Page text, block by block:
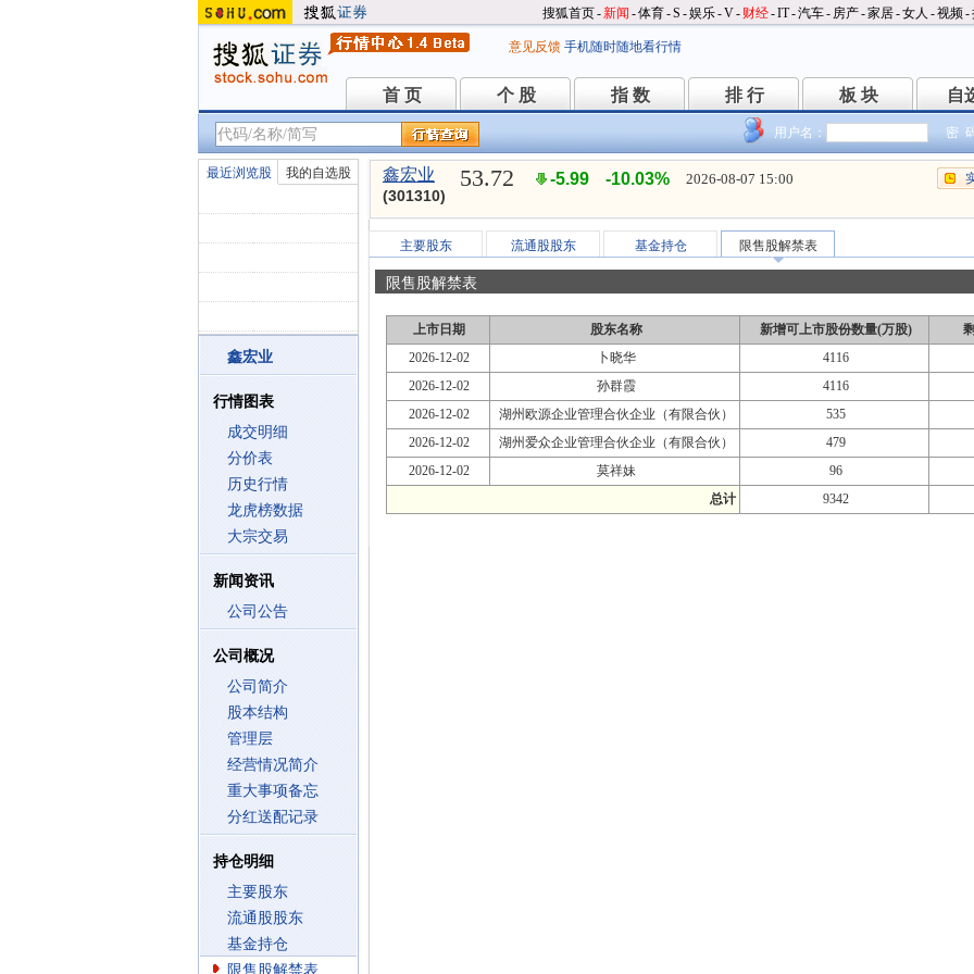
搜狐首页-新闻 -体育-S -娱乐-V- 财经-IT-汽车- 房产-家居-女人 -视频-
意见反馈 手机随时随地看行情
首 页
首 页 个 股
个 股 指 数
指 数 排 行
排 行 板 块
板 块 自
自
用户名： 密
最近浏览股 我的自选股
鑫宏业
行情图表
成交明细
分价表
历史行情
龙虎榜数据
大宗交易
新闻资讯
公司公告
公司概况
公司简介
股本结构
管理层
经营情况简介
重大事项备忘
分红送配记录
持仓明细
主要股东
流通股股东
基金持仓
限售股解禁表
鑫宏业
(301310)
53.72 -5.99 -10.03% 2026-08-07 15:00
主要股东 流通股股东 基金持仓 限售股解禁表
限售股解禁表
上市日期 股东名称 新增可上市股份数量(万股)
2026-12-02
卜晓华
4116
2026-12-02
孙群霞
4116
2026-12-02
湖州欧源企业管理合伙企业（有限合伙）
535
2026-12-02
湖州爱众企业管理合伙企业（有限合伙）
479
2026-12-02
莫祥妹
96
总计
9342